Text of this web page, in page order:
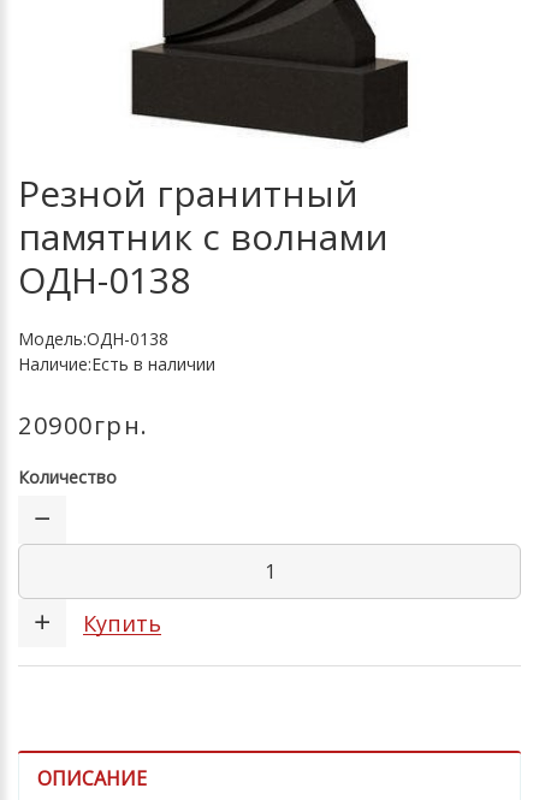
Резной гранитный
памятник с волнами
ОДН-0138
Модель:ОДН-0138
Наличие:Есть в наличии
20900грн.
Количество
Купить
ОПИСАНИЕ